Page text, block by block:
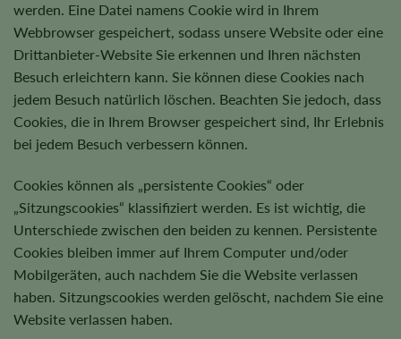
werden. Eine Datei namens Cookie wird in Ihrem
Webbrowser gespeichert, sodass unsere Website oder eine
Drittanbieter-Website Sie erkennen und Ihren nächsten
Besuch erleichtern kann. Sie können diese Cookies nach
jedem Besuch natürlich löschen. Beachten Sie jedoch, dass
Cookies, die in Ihrem Browser gespeichert sind, Ihr Erlebnis
bei jedem Besuch verbessern können.
Cookies können als „persistente Cookies“ oder
„Sitzungscookies“ klassifiziert werden. Es ist wichtig, die
Unterschiede zwischen den beiden zu kennen. Persistente
Cookies bleiben immer auf Ihrem Computer und/oder
Mobilgeräten, auch nachdem Sie die Website verlassen
haben. Sitzungscookies werden gelöscht, nachdem Sie eine
Website verlassen haben.